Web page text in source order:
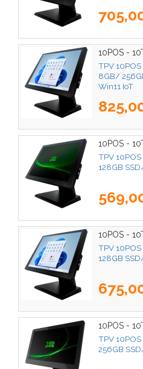
10POS -
TPV
8GB/
Win11 IoT
10POS -
TPV
128GB
10POS -
TPV
128GB
10POS -
TPV
256GB